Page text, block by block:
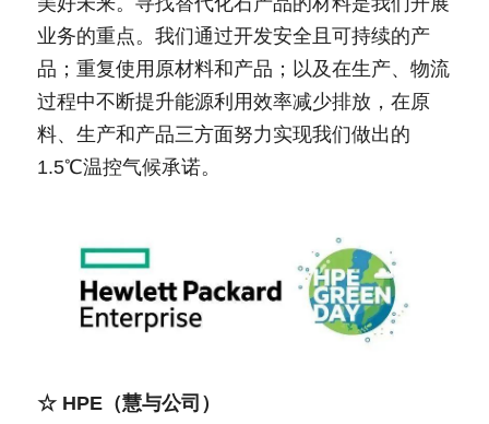
业务的重点。我们通过开发安全且可持续的产
品；重复使用原材料和产品；以及在生产、物流
过程中不断提升能源利用效率减少排放，在原
料、生产和产品三方面努力实现我们做出的
1.5℃温控气候承诺。
☆ HPE（慧与公司）